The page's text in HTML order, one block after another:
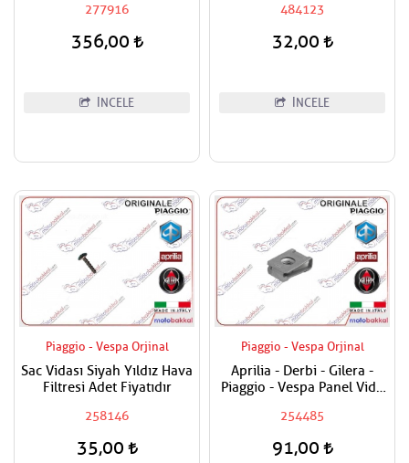
277916
356,00
İNCELE
484123
32,00
İNCELE
Piaggio - Vespa Orjinal
Sac Vidası Siyah Yıldız Hava
Filtresi Adet Fiyatıdır
258146
35,00
Piaggio - Vespa Orjinal
Aprilia - Derbi - Gilera -
Piaggio - Vespa Panel Vida
254485
91,00